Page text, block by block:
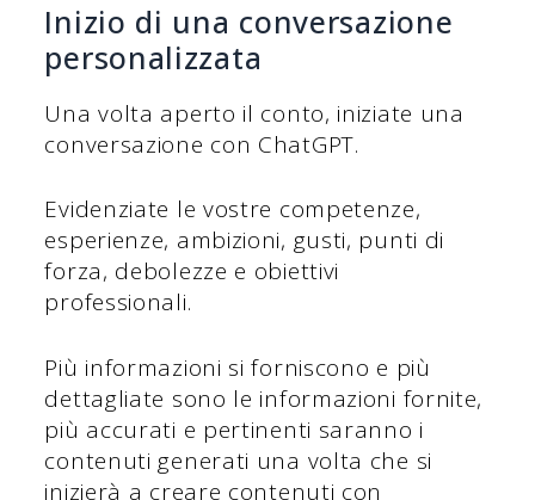
Inizio di una conversazione
personalizzata
Una volta aperto il conto, iniziate una
conversazione con ChatGPT.
Evidenziate le vostre competenze,
esperienze, ambizioni, gusti, punti di
forza, debolezze e obiettivi
professionali.
Più informazioni si forniscono e più
dettagliate sono le informazioni fornite,
più accurati e pertinenti saranno i
contenuti generati una volta che si
inizierà a creare contenuti con